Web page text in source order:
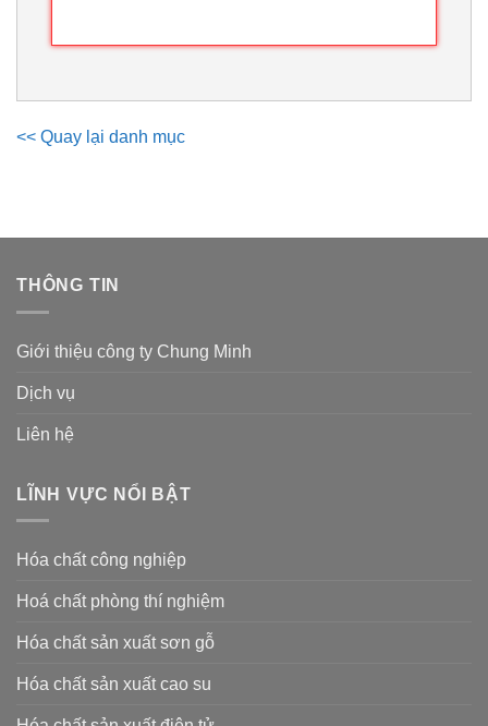
<< Quay lại danh mục
THÔNG TIN
Giới thiệu công ty Chung Minh
Dịch vụ
Liên hệ
LĨNH VỰC NỔI BẬT
Hóa chất công nghiệp
Hoá chất phòng thí nghiệm
Hóa chất sản xuất sơn gỗ
Hóa chất sản xuất cao su